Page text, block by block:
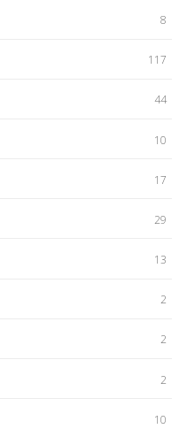
8
117
44
10
17
29
13
2
2
2
10